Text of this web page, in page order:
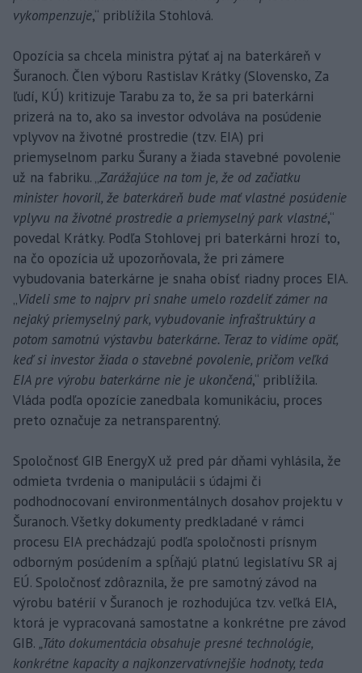
vykompenzuje,“ priblížila Stohlová.
Opozícia sa chcela ministra pýtať aj na baterkáreň v
Šuranoch. Člen výboru Rastislav Krátky (Slovensko, Za
ľudí, KÚ) kritizuje Tarabu za to, že sa pri baterkárni
prizerá na to, ako sa investor odvoláva na posúdenie
vplyvov na životné prostredie (tzv. EIA) pri
priemyselnom parku Šurany a žiada stavebné povolenie
už na fabriku. „Zarážajúce na tom je, že od začiatku
minister hovoril, že baterkáreň bude mať vlastné posúdenie
vplyvu na životné prostredie a priemyselný park vlastné,“
povedal Krátky. Podľa Stohlovej pri baterkárni hrozí to,
na čo opozícia už upozorňovala, že pri zámere
vybudovania baterkárne je snaha obísť riadny proces EIA.
„Videli sme to najprv pri snahe umelo rozdeliť zámer na
nejaký priemyselný park, vybudovanie infraštruktúry a
potom samotnú výstavbu baterkárne. Teraz to vidíme opäť,
keď si investor žiada o stavebné povolenie, pričom veľká
EIA pre výrobu baterkárne nie je ukončená,“ priblížila.
Vláda podľa opozície zanedbala komunikáciu, proces
preto označuje za netransparentný.
Spoločnosť GIB EnergyX už pred pár dňami vyhlásila, že
odmieta tvrdenia o manipulácii s údajmi či
podhodnocovaní environmentálnych dosahov projektu v
Šuranoch. Všetky dokumenty predkladané v rámci
procesu EIA prechádzajú podľa spoločnosti prísnym
odborným posúdením a spĺňajú platnú legislatívu SR aj
EÚ. Spoločnosť zdôraznila, že pre samotný závod na
výrobu batérií v Šuranoch je rozhodujúca tzv. veľká EIA,
ktorá je vypracovaná samostatne a konkrétne pre závod
GIB. „Táto dokumentácia obsahuje presné technológie,
konkrétne kapacity a najkonzervatívnejšie hodnoty, teda